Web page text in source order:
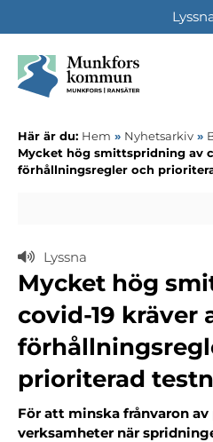
Här är du: Hem » Nyhetsarkiv »
Mycket hög smittspridning av
förhållningsregler och
Lyssna
Mycket hög
covid-19 kräver
prioriterad
För att minska frånvaron
verksamheter när